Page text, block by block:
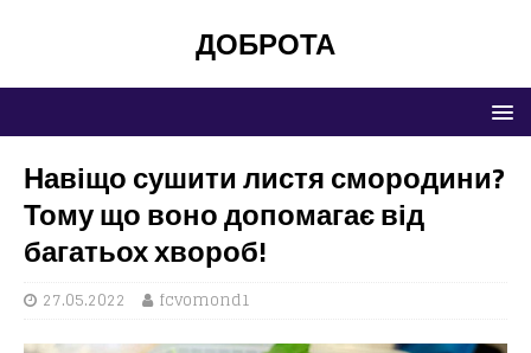
ДОБРОТА
Навіщо сушити листя смородини?
Тому що воно допомагає від
багатьох хвороб!
27.05.2022 fcvomond1